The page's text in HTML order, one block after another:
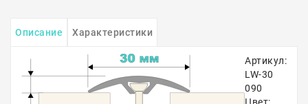
Описание Характеристики
Артикул:
LW-30
090